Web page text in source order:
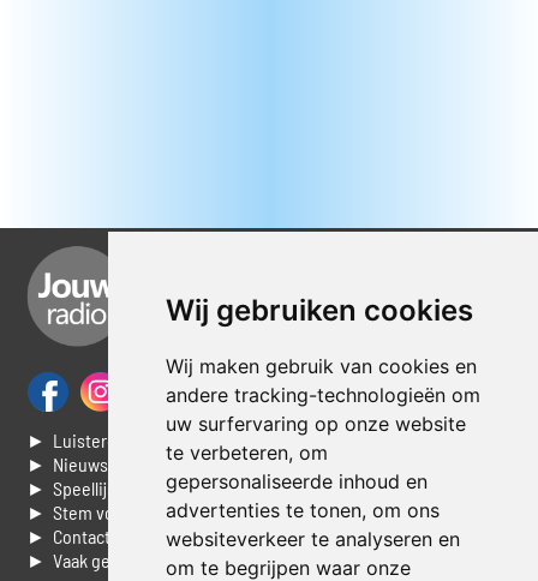
Wij gebruiken cookies
Wij maken gebruik van cookies en
andere tracking-technologieën om
uw surfervaring op onze website
te verbeteren, om
gepersonaliseerde inhoud en
advertenties te tonen, om ons
websiteverkeer te analyseren en
om te begrijpen waar onze
► Luisteren naar Jouwradio
► Nieuws
► Speellijst
► Stem voor de Dag top 3
► Contacteer ons
► Vaak gestelde vragen